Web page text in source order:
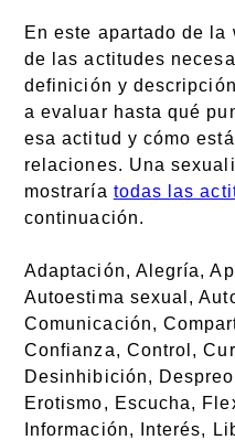
En este apartado de
de las actitudes
definición y
a evaluar hasta qué
esa actitud y cómo
relaciones. Una
mostraría todas las
continuación.
Adaptación, Alegría,
Autoestima sexual,
Comunicación,
Confianza, Control,
Desinhibición,
Erotismo, Escucha,
Información, Interés,